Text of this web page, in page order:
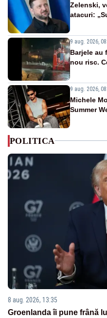
Zelenski,
atacuri:
9 aug. 2026,
Barjele au
nou risc.
9 aug. 2026,
Michele
Summer
POLITICA
8 aug. 2026, 13:35
Groenlanda îi pune frână